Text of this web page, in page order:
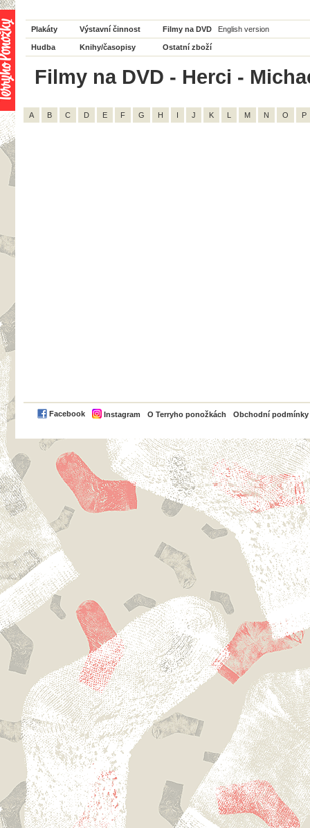
Plakáty Výstavní činnost Filmy na DVD English version
Hudba Knihy/časopisy Ostatní zboží
Filmy na DVD - Herci -
A B C D E F G H I J K L M N O P
Facebook Instagram O Terryho ponožkách Obchodní podmínky
PayPal